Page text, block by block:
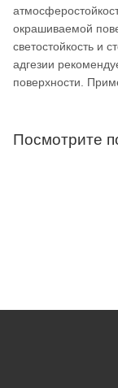
окрашиваемой
светостойкость и
адгезии
поверхности.
Посмотрите